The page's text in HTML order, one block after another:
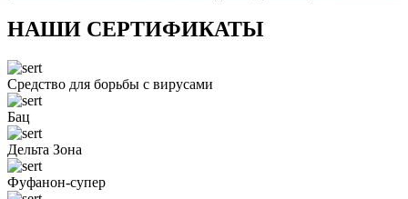
НАШИ СЕРТИФИКАТЫ
Средство для борьбы с вирусами
Бац
Дельта Зона
Фуфанон-супер